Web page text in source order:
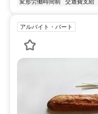
変形労働時間制 交通費支給
アルバイト・パート